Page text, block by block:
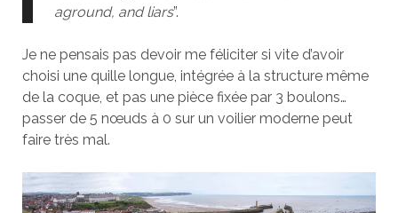
aground, and liars”.
Je ne pensais pas devoir me féliciter si vite d’avoir
choisi une quille longue, intégrée à la structure même
de la coque, et pas une pièce fixée par 3 boulons…
passer de 5 nœuds à 0 sur un voilier moderne peut
faire très mal.